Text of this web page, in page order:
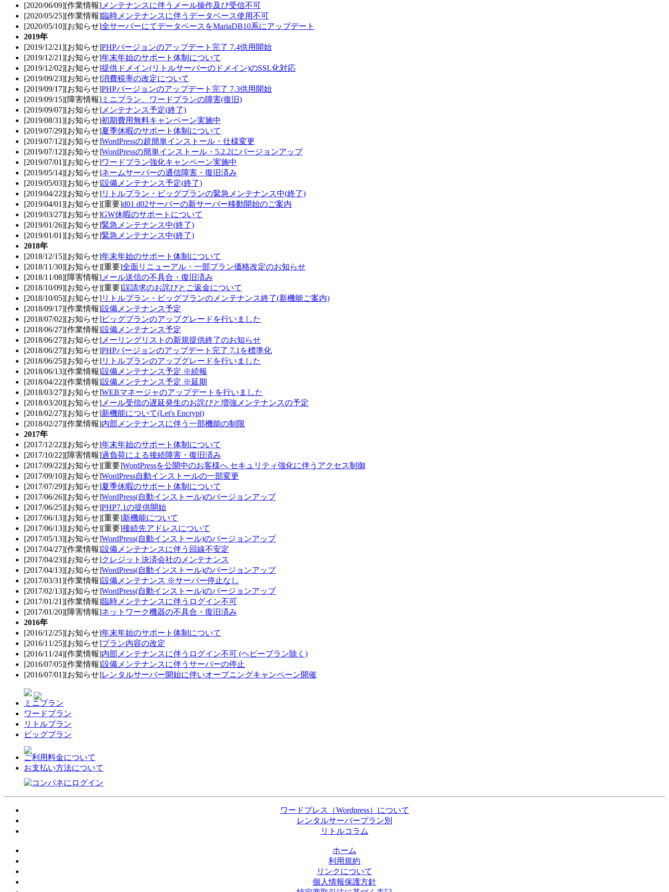
[2020/06/09][作業情報] メンテナンスに伴うメール操作及び受信不可
[2020/05/25][作業情報]臨時メンテナンスに伴うデータベース使用不可
[2020/05/10][お知らせ]全サーバーにてデータベースをMariaDB10系にアップデート
2019年
[2019/12/21][お知らせ]PHPバージョンのアップデート完了 7.4供用開始
[2019/12/21][お知らせ]年末年始のサポート体制について
[2019/12/02][お知らせ]提供ドメイン(リトルサーバーのドメイン)のSSL化対応
[2019/09/23][お知らせ]消費税率の改定について
[2019/09/17][お知らせ]PHPバージョンのアップデート完了 7.3供用開始
[2019/09/15][障害情報] ミニプラン、ワードプランの障害(復旧)
[2019/09/07][お知らせ] メンテナンス予定(終了)
[2019/08/31][お知らせ]初期費用無料キャンペーン実施中
[2019/07/29][お知らせ]夏季休暇のサポート体制について
[2019/07/12][お知らせ]WordPressの超簡単インストール・仕様変更
[2019/07/12][お知らせ]WordPressの簡単インストール・5.2.2にバージョンアップ
[2019/07/01][お知らせ]ワードプラン強化キャンペーン実施中
[2019/05/14][お知らせ]ネームサーバーの通信障害・復旧済み
[2019/05/03][お知らせ]設備メンテナンス予定(終了)
[2019/04/22][お知らせ]リトルプラン・ビッグプランの緊急メンテナンス中(終了)
[2019/04/01][お知らせ][重要]d01 d02サーバーの新サーバー移動開始のご案内
[2019/03/27][お知らせ]GW休暇のサポートについて
[2019/01/26][お知らせ]緊急メンテナンス中(終了)
[2019/01/01][お知らせ]緊急メンテナンス中(終了)
2018年
[2018/12/15][お知らせ]年末年始のサポート体制について
[2018/11/30][お知らせ][重要]全面リニューアル・一部プラン価格改定のお知らせ
[2018/11/08][障害情報] メール送信の不具合・復旧済み
[2018/10/09][お知らせ][重要]誤請求のお詫びとご返金について
[2018/10/05][お知らせ]リトルプラン・ビッグプランのメンテナンス終了(新機能ご案内)
[2018/09/17][作業情報]設備メンテナンス予定
[2018/07/02][お知らせ]ビッグプランのアップグレードを行いました
[2018/06/27][作業情報]設備メンテナンス予定
[2018/06/27][お知らせ] メーリングリストの新規提供終了のお知らせ
[2018/06/27][お知らせ]PHPバージョンのアップデート完了 7.1を標準化
[2018/06/25][お知らせ]リトルプランのアップグレードを行いました
[2018/06/13][作業情報]設備メンテナンス予定 ※続報
[2018/04/22][作業情報]設備メンテナンス予定 ※延期
[2018/03/27][お知らせ]WEBマネージャのアップデートを行いました
[2018/03/20][お知らせ] メール受信の遅延発生のお詫びと増強メンテナンスの予定
[2018/02/27][お知らせ]新機能について(Let's Encrypt)
[2018/02/27][作業情報]内部メンテナンスに伴う一部機能の制限
2017年
[2017/12/22][お知らせ]年末年始のサポート体制について
[2017/10/22][障害情報]過負荷による接続障害・復旧済み
[2017/09/22][お知らせ][重要]WordPressを公開中のお客様へ セキュリティ強化に伴うアクセス制御
[2017/09/10][お知らせ]WordPress自動インストールの一部変更
[2017/07/29][お知らせ]夏季休暇のサポート体制について
[2017/06/26][お知らせ]WordPress(自動インストール)のバージョンアップ
[2017/06/25][お知らせ]PHP7.1の提供開始
[2017/06/13][お知らせ][重要]新機能について
[2017/06/13][お知らせ][重要]接続先アドレスについて
[2017/05/13][お知らせ]WordPress(自動インストール)のバージョンアップ
[2017/04/27][作業情報]設備メンテナンスに伴う回線不安定
[2017/04/23][お知らせ]クレジット決済会社のメンテナンス
[2017/04/13][お知らせ]WordPress(自動インストール)のバージョンアップ
[2017/03/31][作業情報]設備メンテナンス ※サーバー停止なし
[2017/02/13][お知らせ]WordPress(自動インストール)のバージョンアップ
[2017/01/21][作業情報]臨時メンテナンスに伴うログイン不可
[2017/01/20][障害情報]ネットワーク機器の不具合・復旧済み
2016年
[2016/12/25][お知らせ]年末年始のサポート体制について
[2016/11/25][お知らせ]プラン内容の改定
[2016/11/24][作業情報]内部メンテナンスに伴うログイン不可 (ヘビープラン除く)
[2016/07/05][作業情報]設備メンテナンスに伴うサーバーの停止
[2016/07/01][お知らせ]レンタルサーバー開始に伴いオープニングキャンペーン開催
ミニプラン
ワードプラン
リトルプラン
ビッグプラン
ご利用料金について
お支払い方法について
ワードプレス（Wordpress）について
レンタルサーバープラン別
リトルコラム
ホーム
利用規約
リンクについて
個人情報保護方針